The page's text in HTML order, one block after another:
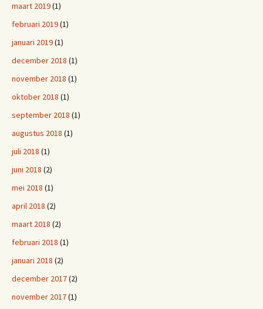
maart 2019(1)
februari 2019(1)
januari 2019(1)
december 2018 (1)
november 2018 (1)
oktober 2018 (1)
september 2018 (1)
augustus 2018 (1)
juli 2018 (1)
juni 2018 (2)
mei 2018 (1)
april 2018 (2)
maart 2018 (2)
februari 2018 (1)
januari 2018 (2)
december 2017(2)
november 2017(1)